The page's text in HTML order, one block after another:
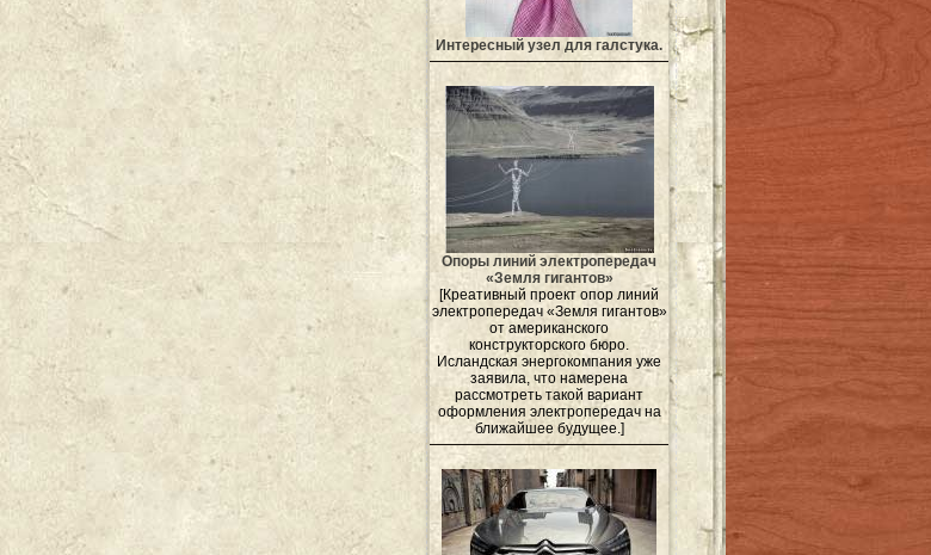
Интересный узел для галстука.
Опоры линий электропередач
«Земля гигантов»
[Креативный проект опор линий
электропередач «Земля гигантов»
от американского
конструкторского бюро.
Исландская энергокомпания уже
заявила, что намерена
рассмотреть такой вариант
оформления электропередач на
ближайшее будущее.]